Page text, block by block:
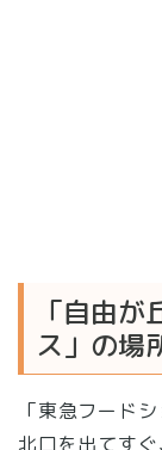
「自由
ス」の場
「東急フード
北口を出てす